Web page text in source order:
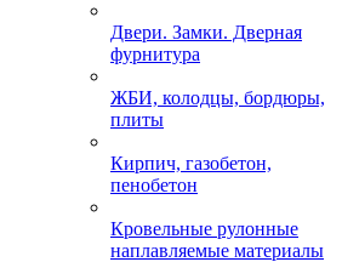
Двери. Замки. Дверная
фурнитура
ЖБИ, колодцы, бордюры,
плиты
Кирпич, газобетон,
пенобетон
Кровельные рулонные
наплавляемые материалы